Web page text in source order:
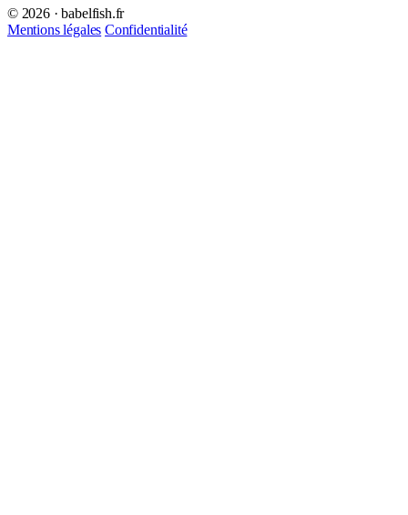
© 2026 · babelfish.fr
Mentions légales Confidentialité